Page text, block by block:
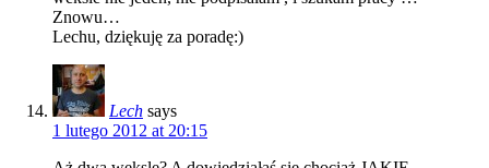
Znowu…
Lechu, dziękuję za poradę:)
Lech says
1 lutego 2012 at 20:15